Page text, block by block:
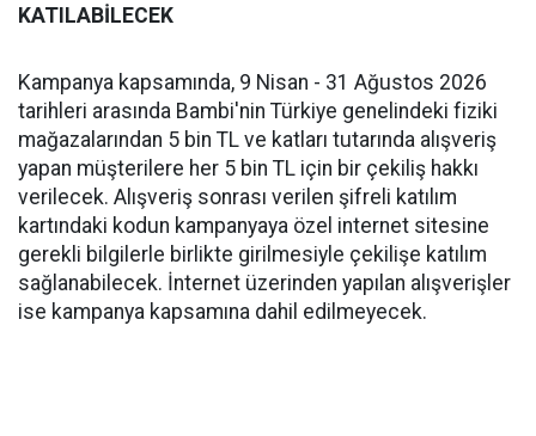
KATILABİLECEK
Kampanya kapsamında, 9 Nisan - 31 Ağustos 2026
tarihleri arasında Bambi'nin Türkiye genelindeki fiziki
mağazalarından 5 bin TL ve katları tutarında alışveriş
yapan müşterilere her 5 bin TL için bir çekiliş hakkı
verilecek. Alışveriş sonrası verilen şifreli katılım
kartındaki kodun kampanyaya özel internet sitesine
gerekli bilgilerle birlikte girilmesiyle çekilişe katılım
sağlanabilecek. İnternet üzerinden yapılan alışverişler
ise kampanya kapsamına dahil edilmeyecek.